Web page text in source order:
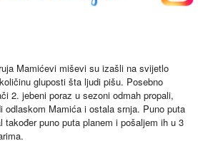
Mamićevi miševi su izašli na svijetlo
gluposti šta ljudi pišu. Posebno
2. jebeni poraz u sezoni odmah propali,
odlaskom Mamića i ostala srnja. Puno puta
puno puta planem i pošaljem ih u 3